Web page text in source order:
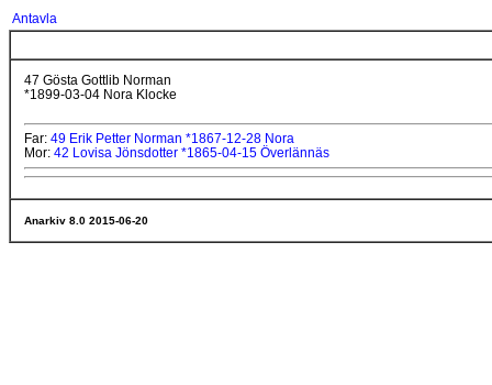
Antavla
47 Gösta Gottlib Norman
*1899-03-04 Nora Klocke
Far: 49 Erik Petter Norman *1867-12-28 Nora
Mor: 42 Lovisa Jönsdotter *1865-04-15 Överlännäs
Anarkiv 8.0 2015-06-20